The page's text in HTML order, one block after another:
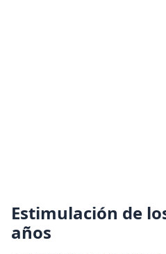
Estimulación de
años